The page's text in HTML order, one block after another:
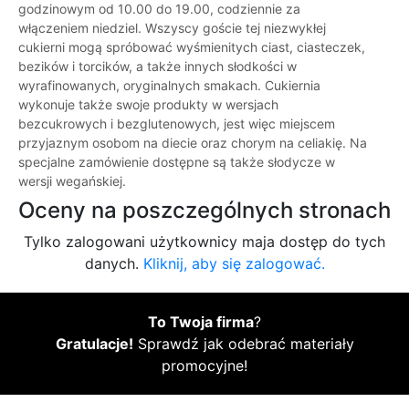
godzinowym od 10.00 do 19.00, codziennie za
włączeniem niedziel. Wszyscy goście tej niezwykłej
cukierni mogą spróbować wyśmienitych ciast, ciasteczek,
bezików i torcików, a także innych słodkości w
wyrafinowanych, oryginalnych smakach. Cukiernia
wykonuje także swoje produkty w wersjach
bezcukrowych i bezglutenowych, jest więc miejscem
przyjaznym osobom na diecie oraz chorym na celiakię. Na
specjalne zamówienie dostępne są także słodycze w
wersji wegańskiej.
Oceny na poszczególnych stronach
Tylko zalogowani użytkownicy maja dostęp do tych
danych. Kliknij, aby się zalogować.
To Twoja firma?
Gratulacje! Sprawdź jak odebrać materiały
promocyjne!